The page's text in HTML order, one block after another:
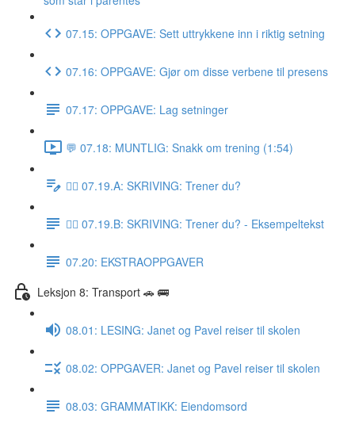
07.15: OPPGAVE: Sett uttrykkene inn i riktig setning
07.16: OPPGAVE: Gjør om disse verbene til presens
07.17: OPPGAVE: Lag setninger
💬 07.18: MUNTLIG: Snakk om trening (1:54)
✍🏼 07.19.A: SKRIVING: Trener du?
✍🏼 07.19.B: SKRIVING: Trener du? - Eksempeltekst
07.20: EKSTRAOPPGAVER
Leksjon 8: Transport 🚗 🚌
08.01: LESING: Janet og Pavel reiser til skolen
08.02: OPPGAVER: Janet og Pavel reiser til skolen
08.03: GRAMMATIKK: Eiendomsord